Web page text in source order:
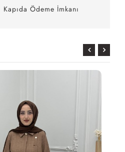
Kapıda Ödeme İmkanı